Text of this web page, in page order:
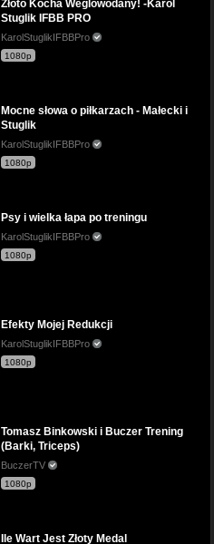
Złoto Kocha Weglowodany! -Karol
Stuglik IFBB PRO
KarolStuglikIFBBPro
1080p
Mocne słowa o piłkarzach - Małecki i
Stuglik
KarolStuglikIFBBPro
1080p
Psy i wielka łapa po treningu
KarolStuglikIFBBPro
1080p
Efekty Mojej Redukcji
KarolStuglikIFBBPro
1080p
Tomasz Binkowski i Buczer Trening
(Barki, Triceps)
BuczerTV
1080p
Ile Wart Jest Złoty Medal